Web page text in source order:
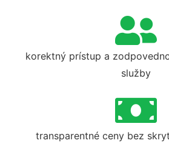
korektný prístup a
služby
transparentné ceny bez